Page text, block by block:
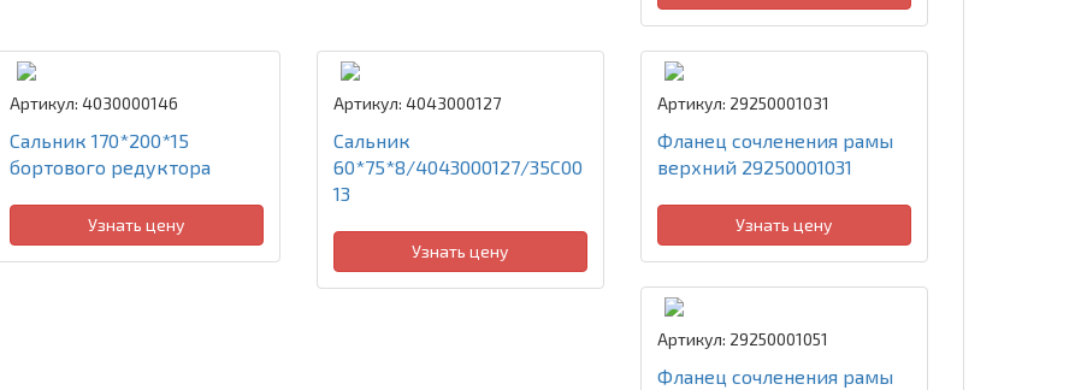
Артикул: 4030000146
Сальник 170*200*15
бортового редуктора
Узнать цену
Артикул: 4043000127
Сальник
60*75*8/4043000127/35C00
13
Узнать цену
Артикул: 29250001031
Фланец сочленения рамы
верхний 29250001031
Узнать цену
Артикул: 29250001051
Фланец сочленения рамы